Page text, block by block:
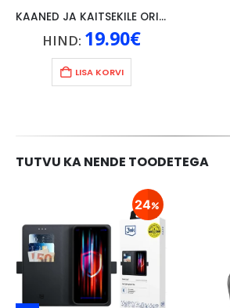
KAANED JA KAITSEKILE ORIGINAAL LENOVO P10, MUST
HIND: 19.90€
LISA KORVI
TUTVU KA NENDE TOODETEGA
24